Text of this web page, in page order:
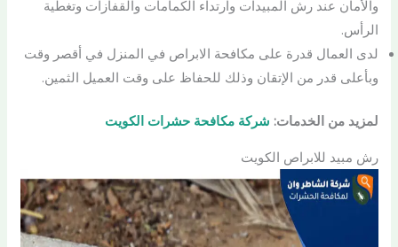
والأمان عند رش المبيدات وارتداء الكمامات والقفازات وتغطية
الرأس.
لدى العمال قدرة على مكافحة الابراص في المنزل في أقصر وقت
وبأعلى قدر من الإتقان وذلك للحفاظ على وقت العميل الثمين.
لمزيد من الخدمات: شركة مكافحة حشرات الكويت
رش مبيد للابراص الكويت